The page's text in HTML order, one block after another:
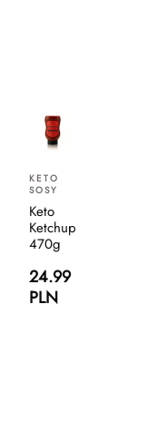
KETO
SOSY
Keto
Ketchup
470g
24.99
PLN